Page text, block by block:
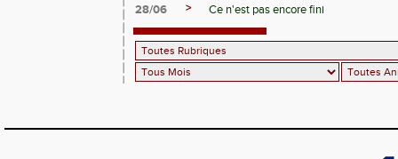
28/06
> Ce n'est pas encore fini